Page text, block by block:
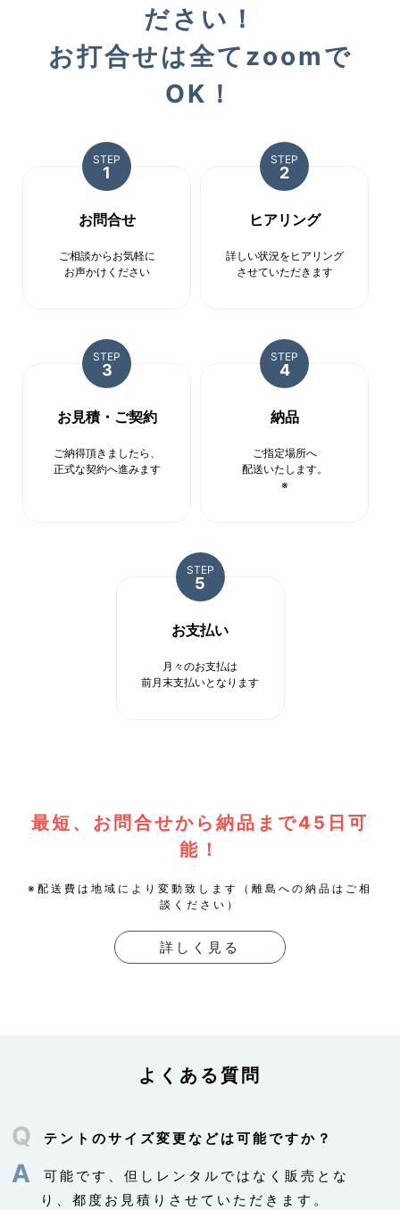
報，キャンペーン等及び当社が提供する他のサー
ビスの案内のメールを送付するため
メンテナンス，重要なお知らせなど必要に応じた
ご連絡のため
利用規約に違反したユーザーや，不正・不当な目
的でサービスを利用しようとするユーザーの特定
ユーザーにご自身の登録情報の閲覧や変更，削
除，ご利用状況の閲覧を行っていただくため
有料サービスにおいて，ユーザーに利用料金を請
上記の利用目的に付随する目的
第4条（利用目的の変更）
的を変更するものとします。
利用目的の変更を行った場合には，変更後の目的
について，当社所定の方法により，ユーザーに通
します。
第5条（個人情報の第三者提供）
当社は，次に掲げる場合を除いて，あらかじめユ
人の生命，身体または財産の保護のために必要が
ある場合であって，本人の同意を得ることが困難
ために特に必要がある場合であって，本人の同意
を得ることが困難であるとき
個人情報保護委員会に届出をしたとき
利用目的に第三者への提供を含むこと
第三者に提供されるデータの項目
第三者への提供の手段または方法
本人の求めに応じて個人情報の第三者への提供を
本人の求めを受け付ける方法
前項の定めにかかわらず，次に掲げる場合には，
情報が提供される場合
人情報の項目，共同して利用する者の範囲，利用
いて責任を有する者の氏名または名称について，
あらかじめ本人に通知し，または本人が容易に知
ださい！
お打合せは全てzoomで
OK！
STEP
1
お問合せ
ご相談からお気軽に
お声かけください
STEP
2
ヒアリング
詳しい状況をヒアリング
させていただきます
STEP
3
お見積・ご契約
ご納得頂きましたら、
正式な契約へ進みます
STEP
4
納品
ご指定場所へ
配送いたします。
※
STEP
5
お支払い
月々のお支払は
前月末支払いとなります
最短、お問合せから納品まで45日可
能！
※配送費は地域により変動致します（離島への納品はご相
談ください）
詳しく見る
よくある質問
Q テントのサイズ変更などは可能ですか？
A
可能です、但しレンタルではなく販売とな
り、都度お見積りさせていただきます。